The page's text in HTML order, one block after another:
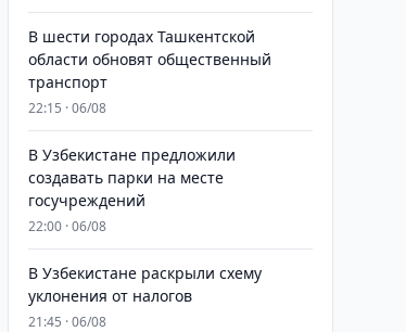
В шести городах Ташкентской
области обновят общественный
транспорт
22:15 · 06/08
В Узбекистане предложили
создавать парки на месте
госучреждений
22:00 · 06/08
В Узбекистане раскрыли схему
уклонения от налогов
21:45 · 06/08